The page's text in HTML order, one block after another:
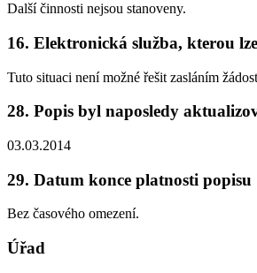
Další činnosti nejsou stanoveny.
16. Elektronická služba, kterou
Tuto situaci není možné řešit zasláním
28. Popis byl naposledy
03.03.2014
29. Datum konce platnosti popisu
Bez časového omezení.
Úřad